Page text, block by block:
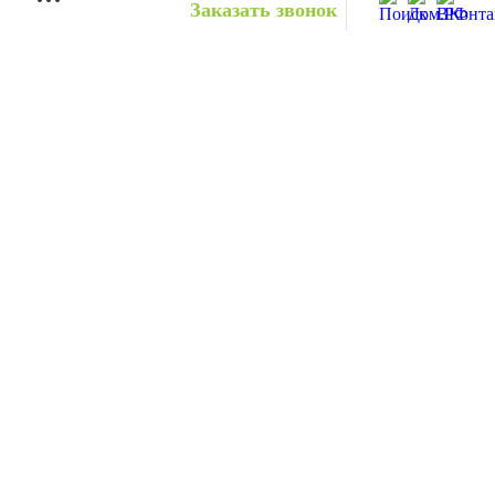
Заказать звонок